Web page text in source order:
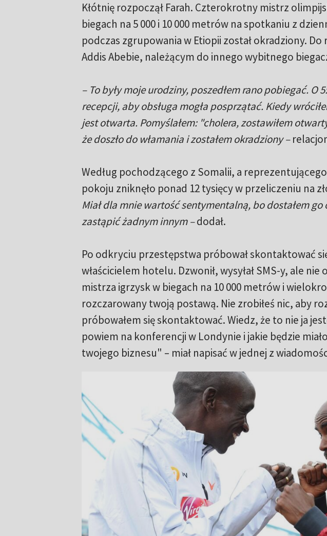
Kłótnię rozpoczął Farah. Czterokrotny mistrz
biegach na 5 000 i 10 000 metrów na spotkaniu z
podczas zgrupowania w Etiopii został okradziony.
Addis Abebie, należącym do innego wybitnego
– To były moje urodziny, poszedłem rano pobiegać. O
recepcji, aby obsługa mogła posprzątać. Kiedy
jest otwarta. Pomyślałem: "cholera, zostawiłem
że doszło do włamania i zostałem okradziony –
Według pochodzącego z Somalii, a
pokoju zniknęło ponad 12 tysięcy w przeliczeniu na
Miał dla mnie wartość sentymentalną, bo dostałem
zastąpić żadnym innym –dodał.
Po odkryciu przestępstwa próbował skontaktować
właścicielem hotelu. Dzwonił, wysyłał SMS-y, ale
mistrza igrzysk w biegach na 10 000 metrów i
rozczarowany twoją postawą. Nie zrobiłeś nic, aby
próbowałem się skontaktować. Wiedz, że to nie ja
powiem na konferencji w Londynie i jakie będzie
twojego biznesu" – miał napisać w jednej z